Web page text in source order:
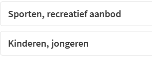
Sporten, recreatief aanbod
Kinderen, jongeren